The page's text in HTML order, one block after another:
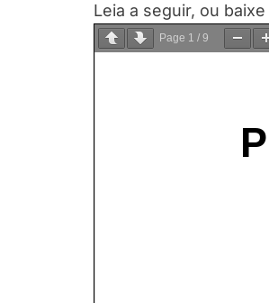
Leia a seguir, ou baixe
Page 1 / 9